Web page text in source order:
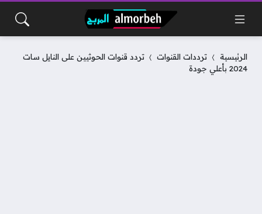
الرئيسية ترددات القنوات
تردد قنوات الحوثيين على النايل سات
2024 بأعلي جودة